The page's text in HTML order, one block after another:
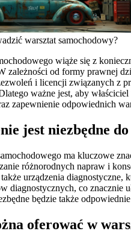
warsztat samochodowy?
wiąże się z
zależności od formy prawnej
i licencji związanych z
ważne jest, aby
zapewnienie odpowiednich
jest niezbędne
ma kluczowe
różnorodnych napraw i
urządzenia
diagnostycznych, co znacznie
będzie także
oferować w